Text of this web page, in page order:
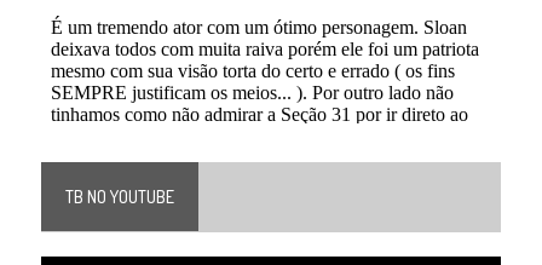
TB NO YOUTUBE